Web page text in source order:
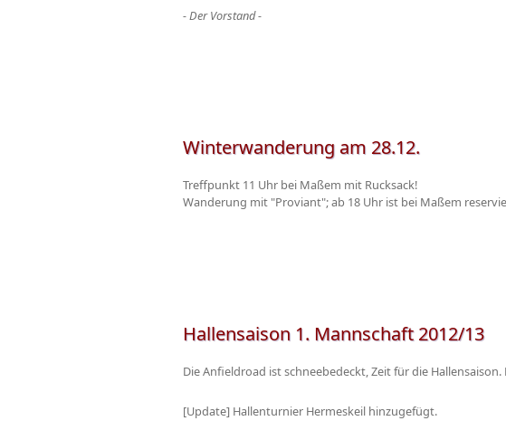
- Der Vorstand -
Winterwanderung am 28.12.
Treffpunkt 11 Uhr bei Maßem mit Rucksack!
Wanderung mit "Proviant"; ab 18 Uhr ist bei Maßem
Hallensaison 1. Mannschaft 2012/13
Die Anfieldroad ist schneebedeckt, Zeit für die
[Update] Hallenturnier Hermeskeil hinzugefügt.